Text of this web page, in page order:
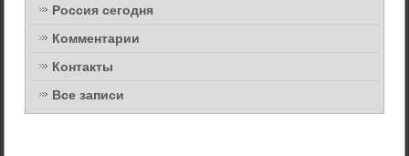
Россия сегодня
Комментарии
Контакты
Все записи